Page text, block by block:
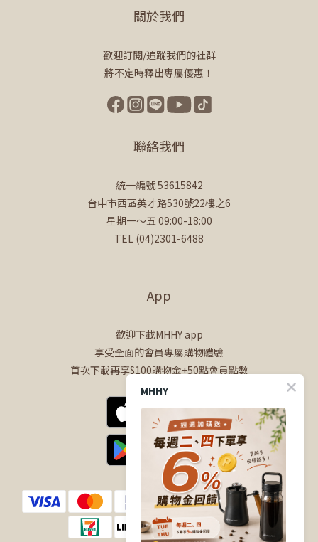
關於我們
歡迎訂閱/追蹤我們的社群
將不定時釋出專屬優惠！
聯絡我們
統一編號 53615842
台中市西區英才路530號22樓之6
星期一～五 09:00-18:00
TEL (04)2301-6488
App
歡迎下載MHHY app
享受全面的會員專屬購物體驗
首次下載再享$100購物金+50點會員點數
MHHY